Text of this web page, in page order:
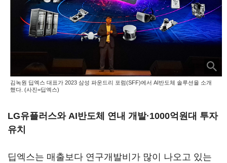
김녹원 딥엑스 대표가 2023 삼성 파운드리 포럼(SFF)에서 AI반도체 솔루션을 소개
했다. (사진=딥엑스)
LG유플러스와 AI반도체 연내 개발·1000억원대 투자
유치
딥엑스는 매출보다 연구개발비가 많이 나오고 있는